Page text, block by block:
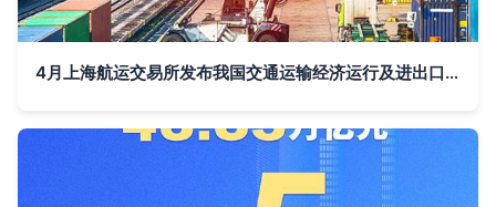
4月上海航运交易所发布我国交通运输经济运行及进出口贸易最新动态分析